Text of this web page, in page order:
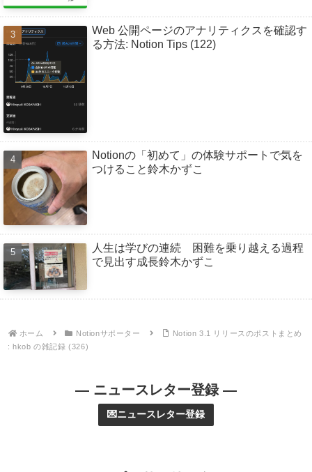
Web 公開ページのアナリティクスを確認す
る方法: Notion Tips (122)
Notionの「初めて」の体験サポートで気を
つけること鈴木かずこ
人生は学びの連続 困難を乗り越える過程
で見出す成長鈴木かずこ
ホーム Notionサポーター
Notion 3.1 リリースのポストまとめ
: hkob の雑記録 (326)
— ニュースレター登録 —
💌ニュースレター登録